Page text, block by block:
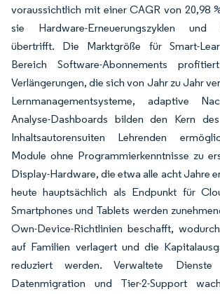
voraussichtlich mit einer CAGR von 20,98
sie Hardware-Erneuerungszyklen und
übertrifft. Die Marktgröße für Smart-
Bereich Software-Abonnements
Verlängerungen, die sich von Jahr zu Jahr
Lernmanagementsysteme, adaptive
Analyse-Dashboards bilden den Kern
Inhaltsautorensuiten Lehrenden
Module ohne Programmierkenntnisse zu
Display-Hardware, die etwa alle acht Jahre
heute hauptsächlich als Endpunkt für
Smartphones und Tablets werden
Own-Device-Richtlinien beschafft,
auf Familien verlagert und die
reduziert werden. Verwaltete
Datenmigration und Tier-2-Support